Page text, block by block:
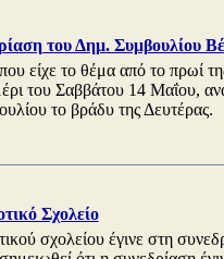
του Δημ. Συμβουλίου
είχε το θέμα από το πρωί
του Σαββάτου 14 Μαΐου,
το βράδυ της Δευτέρας.
Σχολείο
σχολείου έγινε στη